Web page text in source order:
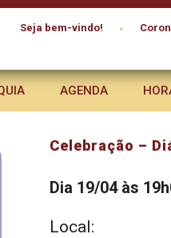
Seja bem-vindo! •
AGENDA
Celebração –
Dia 19/04 às
Local: